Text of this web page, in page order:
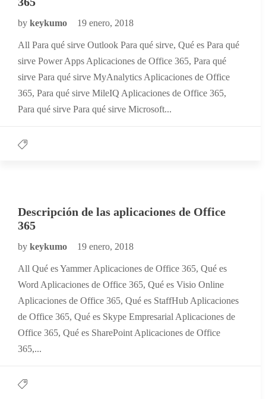
by keykumo 19 enero, 2018
All Para qué sirve Outlook Para qué sirve, Qué es Para qué
sirve Power Apps Aplicaciones de Office 365, Para qué
sirve Para qué sirve MyAnalytics Aplicaciones de Office
365, Para qué sirve MileIQ Aplicaciones de Office 365,
Para qué sirve Para qué sirve Microsoft...
Descripción de las aplicaciones de Office
365
by keykumo 19 enero, 2018
All Qué es Yammer Aplicaciones de Office 365, Qué es
Word Aplicaciones de Office 365, Qué es Visio Online
Aplicaciones de Office 365, Qué es StaffHub Aplicaciones
de Office 365, Qué es Skype Empresarial Aplicaciones de
Office 365, Qué es SharePoint Aplicaciones de Office
365,...